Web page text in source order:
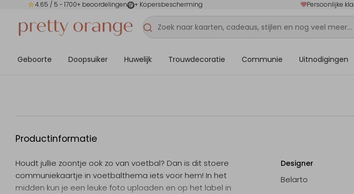
4.65 / 5 - 1700+ beoordelingen + Kopersbescherming Persoonlijke
Geboorte Doopsuiker Huwelijk Trouwdecoratie Communie Uitnodigingen
Productinformatie
Houdt jullie zoontje ook zo van voetbal? Dan is dit stoere
communiekaartje in voetbalthema iets voor hem! In het
midden kun je een leuke foto uploaden en op het label in
Designer
Belarto